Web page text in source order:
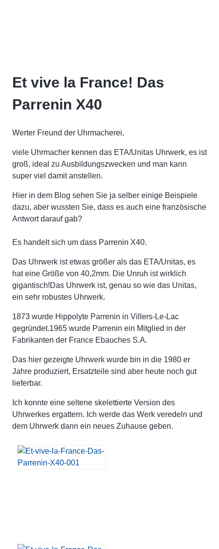
Et vive la France! Das
Parrenin X40
Werter Freund der Uhrmacherei,
viele Uhrmacher kennen das ETA/Unitas Uhrwerk, es ist
groß, ideal zu Ausbildungszwecken und man kann
super viel damit anstellen.
Hier in dem Blog sehen Sie ja selber einige Beispiele
dazu, aber wussten Sie, dass es auch eine französische
Antwort darauf gab?
Es handelt sich um dass Parrenin X40.
Das Uhrwerk ist etwas größer als das ETA/Unitas, es
hat eine Größe von 40,2mm. Die Unruh ist wirklich
gigantisch!Das Uhrwerk ist, genau so wie das Unitas,
ein sehr robustes Uhrwerk.
1873 wurde Hippolyte Parrenin in Villers-Le-Lac
gegründet.1965 wurde Parrenin ein Mitglied in der
Fabrikanten der France Ebauches S.A.
Das hier gezeigte Uhrwerk wurde bin in die 1980 er
Jahre produziert, Ersatzteile sind aber heute noch gut
lieferbar.
Ich konnte eine seltene skelettierte Version des
Uhrwerkes ergattern. Ich werde das Werk veredeln und
dem Uhrwerk dann ein neues Zuhause geben.